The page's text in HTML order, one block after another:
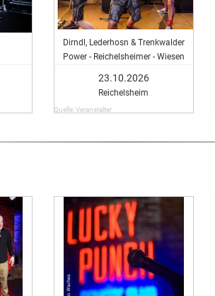
Dirndl, Lederhosn & Trenkwalder
Power - Reichelsheimer - Wiesen
23.10.2026
Reichelsheim
Quelle: Veranstalter